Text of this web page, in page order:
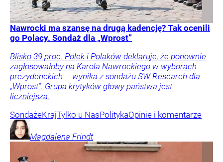
Nawrocki ma szansę na drugą kadencję? Tak ocenili
go Polacy. Sondaż dla „Wprost”
Blisko 39 proc. Polek i Polaków deklaruje, że ponownie
zagłosowałoby na Karola Nawrockiego w wyborach
prezydenckich – wynika z sondażu SW Research dla
„Wprost”. Grupa krytyków głowy państwa jest
liczniejsza.
SondażeKrajTylko u NasPolitykaOpinie i komentarze
Magdalena Frindt